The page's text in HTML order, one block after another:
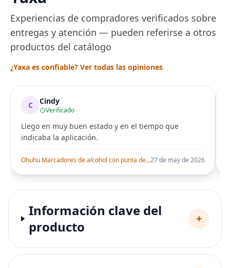
Experiencias de compradores verificados sobre
entregas y atención — pueden referirse a otros
productos del catálogo
¿Yaxa es confiable? Ver todas las opiniones
C Cindy
Verificado
Llego en muy buen estado y en el tiempo que
indicaba la aplicación.
Ohuhu Marcadores de alcohol con punta de pincel – Juego de marcadores artísticos de doble punta con certificación AP para artistas adultos27 de may de 2026
Información clave del
producto
+